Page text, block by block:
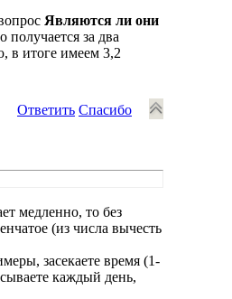
Являются ли они
за два
в итоге имеем 3,2
Ответить Спасибо
медленно, то без
(из числа вычесть
засекаете время (1-
каждый день,